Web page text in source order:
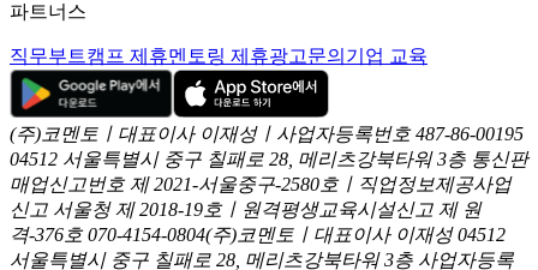
파트너스
직무부트캠프 제휴멘토링 제휴광고문의 기업 교육
(주)코멘토ㅣ대표이사 이재성ㅣ사업자등록번호 487-86-00195
04512 서울특별시 중구 칠패로 28, 메리츠강북타워 3층 통신판
매업신고번호 제 2021-서울중구-2580호ㅣ직업정보제공사업
신고 서울청 제 2018-19호ㅣ원격평생교육시설신고 제 원
격-376호 070-4154-0804(주)코멘토ㅣ대표이사 이재성 04512
서울특별시 중구 칠패로 28, 메리츠강북타워 3층 사업자등록